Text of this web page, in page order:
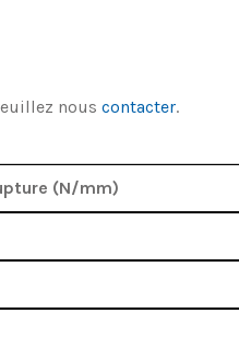
nous contacter.
(N/mm)